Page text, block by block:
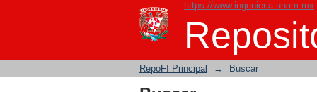
https://www.ingenieria.unam.mx
Buscar
RepoFI Principal → Buscar